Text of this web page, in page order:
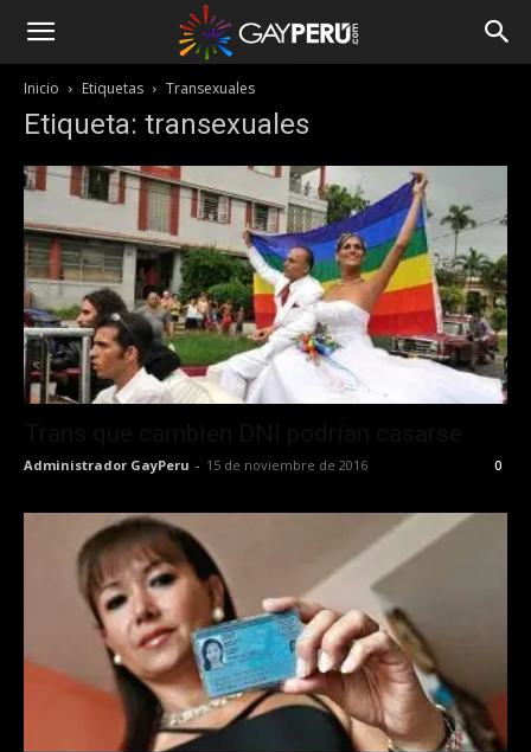
Inicio Etiquetas Transexuales
Etiqueta: transexuales
Administrador GayPeru - 15 de noviembre de 2016 0